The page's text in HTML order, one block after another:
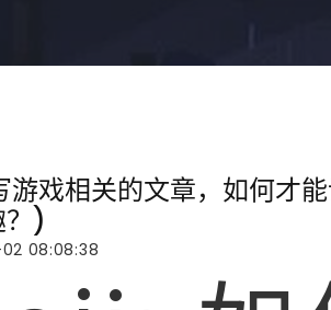
戏相关的文章，如何才
？)
08:08:38